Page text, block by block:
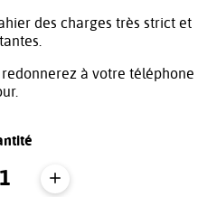
des charges très strict et
à votre téléphone